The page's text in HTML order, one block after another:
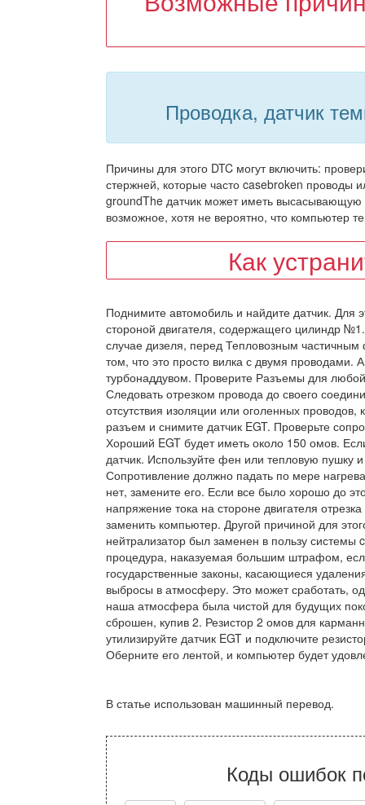
Проводка, датчик
Причины для этого DTC могут включить:
стержней, которые часто casebroken проводы
groundThe датчик может иметь высасывающую
возможное, хотя не вероятно, что компьютер
Как
Поднимите автомобиль и найдите датчик. Для
стороной двигателя, содержащего цилиндр
случае дизеля, перед Тепловозным
том, что это просто вилка с двумя проводами.
турбонаддувом. Проверите Разъемы для
Следовать отрезком провода до своего
отсутствия изоляции или оголенных
разъем и снимите датчик EGT. Проверьте
Хороший EGT будет иметь около 150 омов.
датчик. Используйте фен или тепловую пушку
Сопротивление должно падать по мере
нет, замените его. Если все было хорошо до
напряжение тока на стороне двигателя
заменить компьютер. Другой причиной для
нейтрализатор был заменен в пользу системы
процедура, наказуемая большим штрафом,
государственные законы, касающиеся
выбросы в атмосферу. Это может сработать,
наша атмосфера была чистой для будущих
сброшен, купив 2. Резистор 2 омов для
утилизируйте датчик EGT и подключите
Оберните его лентой, и компьютер будет
В статье использован машинный перевод.
Коды ошибок